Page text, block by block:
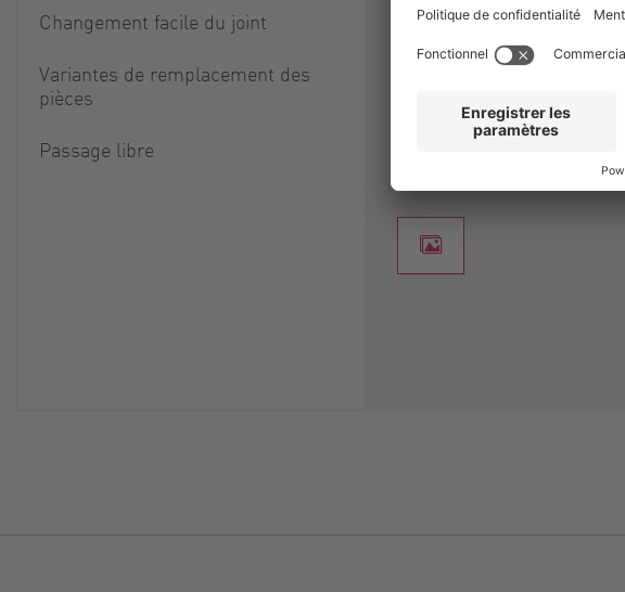
Changement facile du joint
Variantes de remplacement des
pièces
Passage libre
d'être démonté. Le rotor
stator sont pivotés vers le
Informations